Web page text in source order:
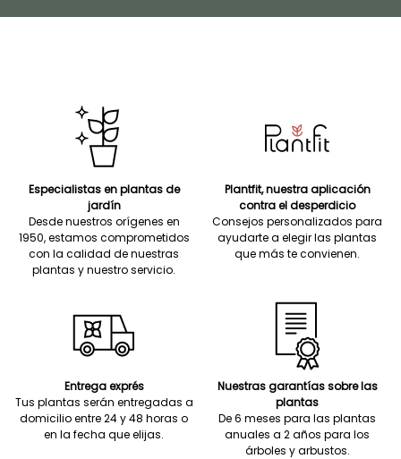
Especialistas en plantas de
jardín
Desde nuestros orígenes en
1950, estamos comprometidos
con la calidad de nuestras
plantas y nuestro servicio.
Plantfit, nuestra aplicación
contra el desperdicio
Consejos personalizados para
ayudarte a elegir las plantas
que más te convienen.
Entrega exprés
Tus plantas serán entregadas a
domicilio entre 24 y 48 horas o
en la fecha que elijas.
Nuestras garantías sobre las
plantas
De 6 meses para las plantas
anuales a 2 años para los
árboles y arbustos.